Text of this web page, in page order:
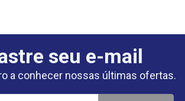
seu e-mail
a conhecer nossas últimas ofertas.